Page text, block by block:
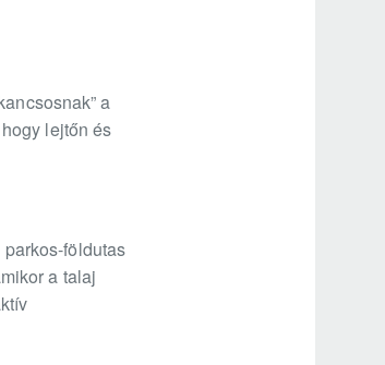
a
lejtőn és
földutas
a talaj